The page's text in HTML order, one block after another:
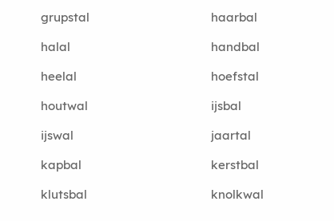
grupstal
haarbal
halal
handbal
heelal
hoefstal
houtwal
ijsbal
ijswal
jaartal
kapbal
kerstbal
klutsbal knolkwal